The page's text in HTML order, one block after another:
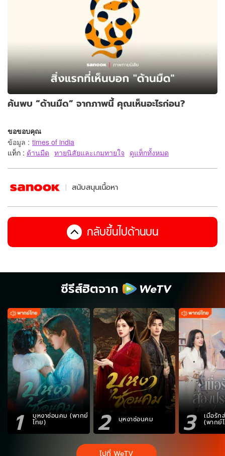
ค้นพบ “ด้านมืด” จากภาพนี้ คุณเห็นอะไรก่อน?
ขอขอบคุณ
ข้อมูล : times of india
แท็ก : ด้านมืด ทายนิสัยและเกมทายใจ ดูแท็กทั้งหมด
สนับสนุนเนื้อหา
กลับขึ้นไปด้านบน
ซีรีส์ฮิตจาก
1 บุหงาซ่อนคม (พากย์
ไทย) 2 บุหงาซ่อนคม 3 เมื่อรัก
(พากย์
ไปที่ WeTV